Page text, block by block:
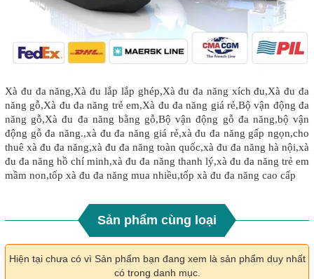
Xà đu đa năng,Xà đu lắp lắp ghép,Xà đu đa năng xích đu,Xà đu đa
năng gỗ,Xà đu đa năng trẻ em,Xà đu đa năng giá rẻ,Bộ vận động đa
năng gỗ,Xà đu đa năng bằng gỗ,Bộ vận động gỗ đa năng,bộ vận
động gỗ đa năng.,xà đu đa năng giá rẻ,xà đu đa năng gấp ngọn,cho
thuê xà đu đa năng,xà đu đa năng toàn quốc,xà đu đa năng hà nội,xà
đu đa năng hồ chí minh,xà đu đa năng thanh lý,xà đu đa năng trẻ em
mầm non,tốp xà đu đa năng mua nhiều,tốp xà đu đa năng cao cấp
Sản phẩm cùng loại
Hiện tại chưa có vì Sản phẩm bạn đang xem là sản phẩm duy nhất
có trong danh mục.